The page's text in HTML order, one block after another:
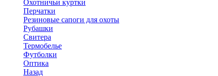
Охотничьи куртки
Перчатки
Резиновые сапоги для охоты
Рубашки
Свитера
Термобелье
Футболки
Оптика
Назад